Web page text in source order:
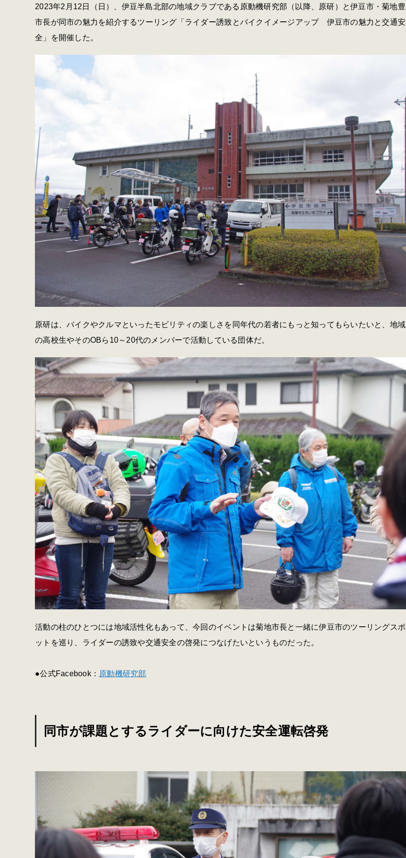
2023年2月12日（日）、伊豆半島北部の地域クラブである原動機研究部（以降、原研）と伊豆市・菊地豊
市長が同市の魅力を紹介するツーリング「ライダー誘致とバイクイメージアップ 伊豆市の魅力と交通安
全」を開催した。
原研は、バイクやクルマといったモビリティの楽しさを同年代の若者にもっと知ってもらいたいと、地域
の高校生やそのOBら10～20代のメンバーで活動している団体だ。
活動の柱のひとつには地域活性化もあって、今回のイベントは菊地市長と一緒に伊豆市のツーリングスポ
ットを巡り、ライダーの誘致や交通安全の啓発につなげたいというものだった。
●公式Facebook： 原動機研究部
同市が課題とするライダーに向けた安全運転啓発